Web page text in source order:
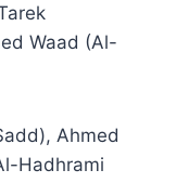
Waad (Al-
Ahmed
Hadhrami